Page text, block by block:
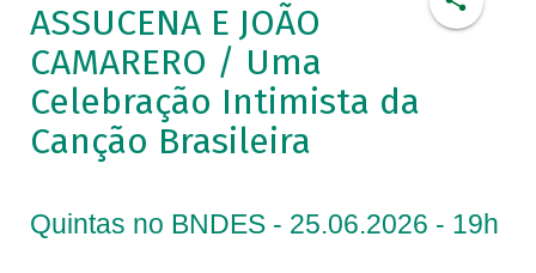
ASSUCENA E JOÃO
CAMARERO / Uma
Celebração Intimista da
Canção Brasileira
Quintas no BNDES - 25.06.2026 - 19h